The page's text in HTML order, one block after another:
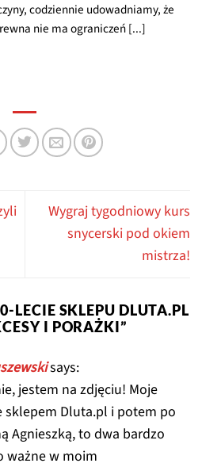
codziennie udowadniamy, że
nie ma ograniczeń [...]
Wygraj tygodniowy kurs
snycerski pod okiem
mistrza!
LECIE SKLEPU DLUTA.PL
I PORAŻKI”
says:
jestem na zdjęciu! Moje
sklepem Dluta.pl i potem po
Agnieszką, to dwa bardzo
ważne w moim